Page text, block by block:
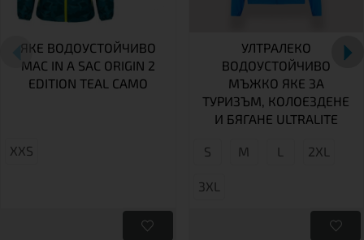
ЯКЕ ВОДОУСТОЙЧИВО
MAC IN A SAC ORIGIN 2
EDITION TEAL CAMO
XXS
УЛТРАЛЕКО
ВОДОУСТОЙЧИВО
МЪЖКО ЯКЕ ЗА
ТУРИЗЪМ, КОЛОЕЗДЕНЕ
И БЯГАНЕ ULTRALITE
S М L 2XL
3XL